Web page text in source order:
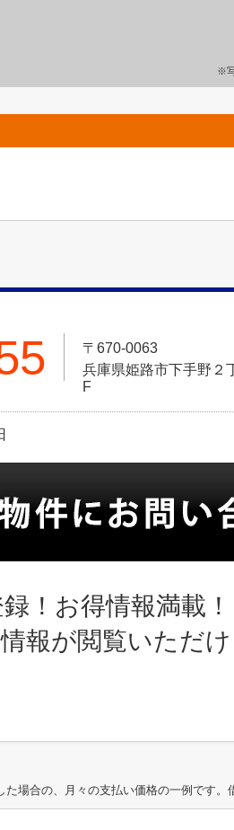
※
〒670-0063
兵庫県姫路市下手野２
F
！お得情報満載！
報が閲覧いただけ
た場合の、月々の支払い価格の一例です。